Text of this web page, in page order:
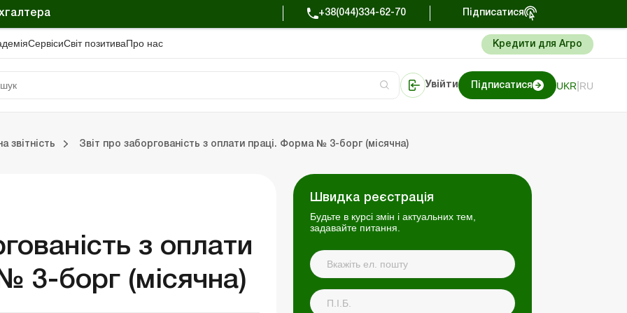
+38(044)334-62-70 Підписатися
СервісиСвiт позитиваПро нас Кредити для Агро
Увійти Підписатися UKR RU
звітність Звіт про заборгованість з оплати праці. Форма № 3-борг (місячна)
з оплати
3-борг (місячна)
Швидка реєстрація
Будьте в курсі змін і актуальних тем,
задавайте питання.